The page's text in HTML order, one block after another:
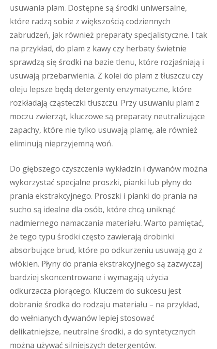
usuwania plam. Dostępne są środki uniwersalne,
które radzą sobie z większością codziennych
zabrudzeń, jak również preparaty specjalistyczne. I tak
na przykład, do plam z kawy czy herbaty świetnie
sprawdzą się środki na bazie tlenu, które rozjaśniają i
usuwają przebarwienia. Z kolei do plam z tłuszczu czy
oleju lepsze będą detergenty enzymatyczne, które
rozkładają cząsteczki tłuszczu. Przy usuwaniu plam z
moczu zwierząt, kluczowe są preparaty neutralizujące
zapachy, które nie tylko usuwają plamę, ale również
eliminują nieprzyjemną woń.
Do głębszego czyszczenia wykładzin i dywanów można
wykorzystać specjalne proszki, pianki lub płyny do
prania ekstrakcyjnego. Proszki i pianki do prania na
sucho są idealne dla osób, które chcą uniknąć
nadmiernego namaczania materiału. Warto pamiętać,
że tego typu środki często zawierają drobinki
absorbujące brud, które po odkurzeniu usuwają go z
włókien. Płyny do prania ekstrakcyjnego są zazwyczaj
bardziej skoncentrowane i wymagają użycia
odkurzacza piorącego. Kluczem do sukcesu jest
dobranie środka do rodzaju materiału – na przykład,
do wełnianych dywanów lepiej stosować
delikatniejsze, neutralne środki, a do syntetycznych
można używać silniejszych detergentów.